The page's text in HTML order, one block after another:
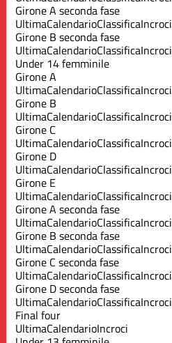
Girone A seconda fase
UltimaCalendarioClassificaIncroci
Girone B seconda fase
UltimaCalendarioClassificaIncroci
Under 14 femminile
Girone A
UltimaCalendarioClassificaIncroci
Girone B
UltimaCalendarioClassificaIncroci
Girone C
UltimaCalendarioClassificaIncroci
Girone D
UltimaCalendarioClassificaIncroci
Girone E
UltimaCalendarioClassificaIncroci
Girone A seconda fase
UltimaCalendarioClassificaIncroci
Girone B seconda fase
UltimaCalendarioClassificaIncroci
Girone C seconda fase
UltimaCalendarioClassificaIncroci
Girone D seconda fase
UltimaCalendarioClassificaIncroci
Final four
UltimaCalendarioIncroci